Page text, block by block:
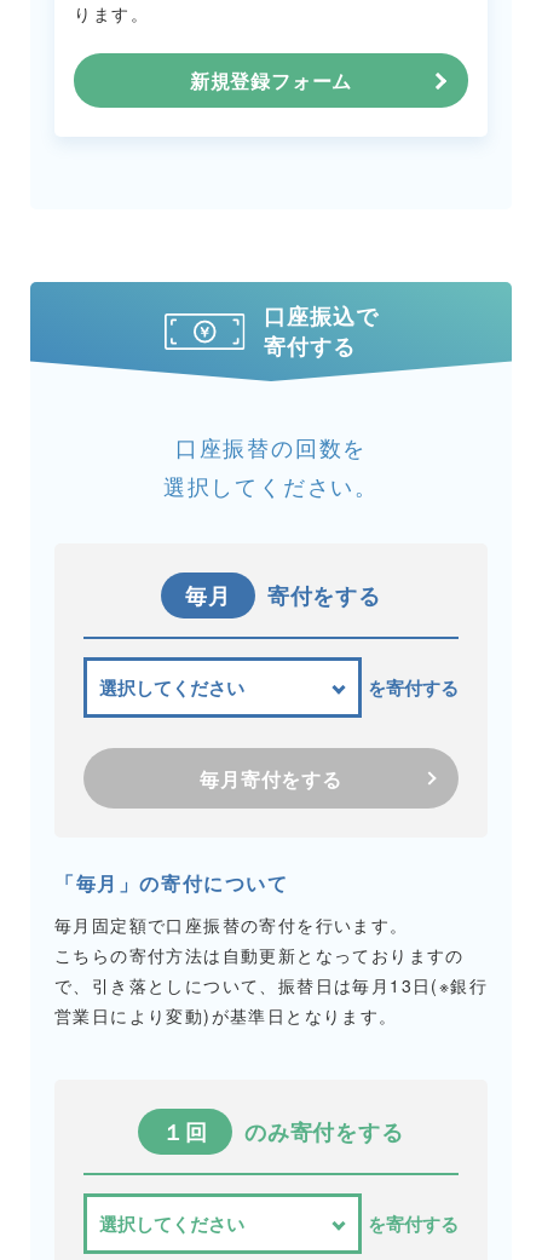
ります。
新規登録フォーム
口座振込で
寄付する
口座振替の回数を
選択してください。
毎月 寄付をする
を寄付する
毎月寄付をする
「毎月」の寄付について
毎月固定額で口座振替の寄付を行います。
こちらの寄付方法は自動更新となっておりますの
で、引き落としについて、振替日は毎月13日(※銀行
営業日により変動)が基準日となります。
１回 のみ寄付をする
を寄付する